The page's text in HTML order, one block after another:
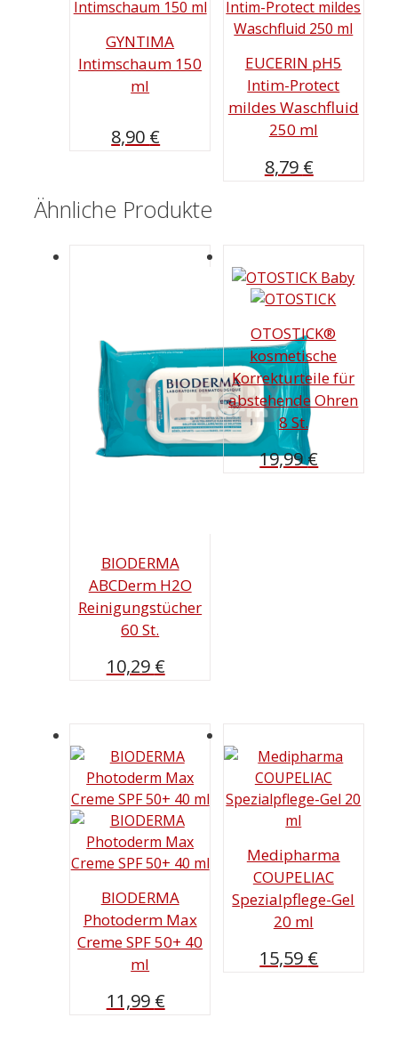
GYNTIMA
Intimschaum 150
ml
8,90 €
EUCERIN pH5
Intim-Protect
mildes Waschfluid
250 ml
8,79 €
Ähnliche Produkte
BIODERMA
ABCDerm H2O
Reinigungstücher
60 St.
10,29 €
OTOSTICK®
kosmetische
Korrekturteile für
abstehende Ohren
8 St.
19,99€
BIODERMA
Photoderm Max
Creme SPF 50+ 40
ml
11,99 €
Medipharma
COUPELIAC
Spezialpflege-Gel
20 ml
15,59 €